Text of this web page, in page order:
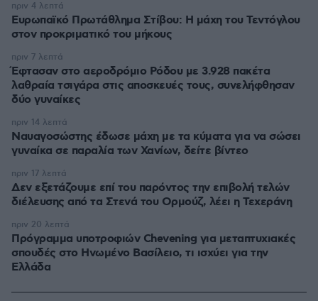
Ευρωπαϊκό Πρωτάθλημα Στίβου: Η μάχη του Τεντόγλου
στον προκριματικό του μήκους
πριν 4 λεπτά
Έφτασαν στο αεροδρόμιο Ρόδου με 3.928 πακέτα
λαθραία τσιγάρα στις αποσκευές τους, συνελήφθησαν
δύο γυναίκες
πριν 7 λεπτά
Ναυαγοσώστης έδωσε μάχη με τα κύματα για να σώσει
γυναίκα σε παραλία των Χανίων, δείτε βίντεο
πριν 14 λεπτά
Δεν εξετάζουμε επί του παρόντος την επιβολή τελών
διέλευσης από τα Στενά του Ορμούζ, λέει η Τεχεράνη
πριν 17 λεπτά
Πρόγραμμα υποτροφιών Chevening για μεταπτυχιακές
σπουδές στο Ηνωμένο Βασίλειο, τι ισχύει για την
Ελλάδα
πριν 20 λεπτά